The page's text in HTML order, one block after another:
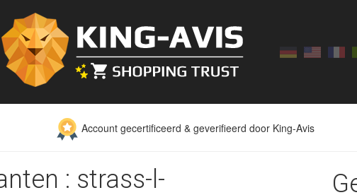
Account gecertificeerd & geverifieerd door King-Avis
: strass-l-